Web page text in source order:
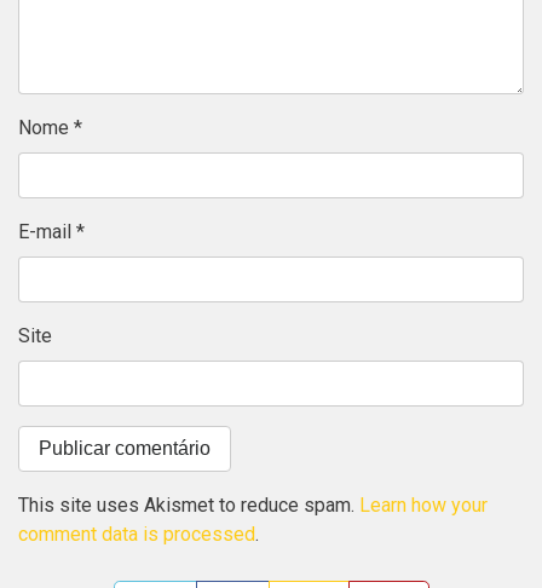
Nome *
E-mail *
Site
This site uses Akismet to reduce spam. Learn how your
comment data is processed.